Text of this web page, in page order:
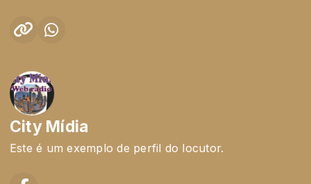
City Mídia
Este é um exemplo de perfil do locutor.